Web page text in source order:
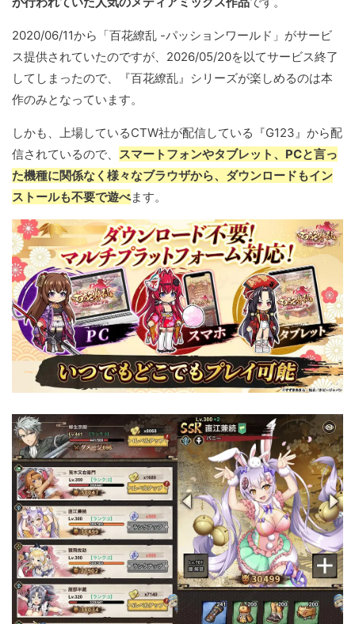
2020/06/11から「百花繚乱 -パッションワールド」がサービ
ス提供されていたのですが、2026/05/20を以てサービス終了
してしまったので、『百花繚乱』シリーズが楽しめるのは本
作のみとなっています。
しかも、上場しているCTW社が配信している『G123』から配
信されているので、 スマートフォンやタブレット、PCと言っ
た機種に関係なく様々なブラウザから、ダウンロードもイン
ストールも不要で遊べます。